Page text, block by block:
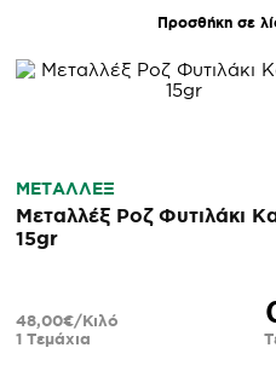
Προσθήκη σε
ΜΕΤΑΛΛΕΞ
Μεταλλέξ Ροζ Φυτιλάκι
15gr
1 Τεμάχια
48,00€/Κιλό